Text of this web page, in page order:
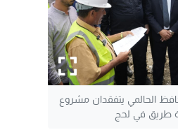
الحالمي يتفقدان مشروع
طريق في لحج